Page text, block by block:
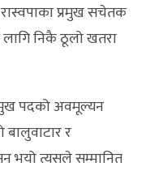
प्रमुख सचेतक
लागि निकै ठूलो खतरा
पदको अवमूल्यन
बालुवाटार र
भयो त्यसले सम्मानित